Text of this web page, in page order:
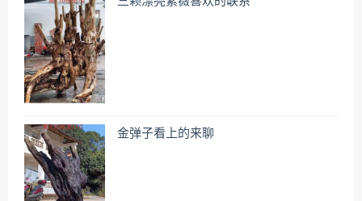
金弹子看上的来聊